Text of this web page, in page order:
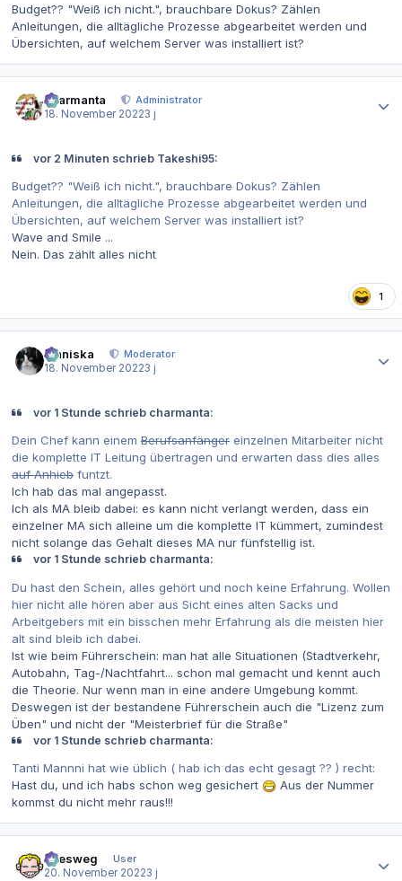
Budget?? "Weiß ich nicht.", brauchbare Dokus? Zählen
Anleitungen, die alltägliche Prozesse abgearbeitet werden und
Übersichten, auf welchem Server was installiert ist?
charmanta
Administrator
18. November 20223 j
vor 2 Minuten schrieb Takeshi95:
Budget?? "Weiß ich nicht.", brauchbare Dokus? Zählen
Anleitungen, die alltägliche Prozesse abgearbeitet werden und
Übersichten, auf welchem Server was installiert ist?
Wave and Smile ...
Nein. Das zählt alles nicht
1
Maniska
Moderator
18. November 20223 j
vor 1 Stunde schrieb charmanta:
Dein Chef kann einem Berufsanfänger einzelnen Mitarbeiter nicht
die komplette IT Leitung übertragen und erwarten dass dies alles
auf Anhieb funtzt.
Ich hab das mal angepasst.
Ich als MA bleib dabei: es kann nicht verlangt werden, dass ein
einzelner MA sich alleine um die komplette IT kümmert, zumindest
nicht solange das Gehalt dieses MA nur fünfstellig ist.
vor 1 Stunde schrieb charmanta:
Du hast den Schein, alles gehört und noch keine Erfahrung. Wollen
hier nicht alle hören aber aus Sicht eines alten Sacks und
Arbeitgebers mit ein bisschen mehr Erfahrung als die meisten hier
alt sind bleib ich dabei.
Ist wie beim Führerschein: man hat alle Situationen (Stadtverkehr,
Autobahn, Tag-/Nachtfahrt... schon mal gemacht und kennt auch
die Theorie. Nur wenn man in eine andere Umgebung kommt.
Deswegen ist der bestandene Führerschein auch die "Lizenz zum
Üben" und nicht der "Meisterbrief für die Straße"
vor 1 Stunde schrieb charmanta:
Tanti Mannni hat wie üblich ( hab ich das echt gesagt ?? ) recht:
Hast du, und ich habs schon weg gesichert
Aus der Nummer
kommst du nicht mehr raus!!!
allesweg
User
20. November 20223 j